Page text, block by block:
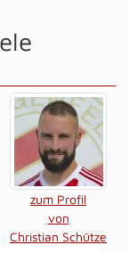
zum Profil
von
Christian Schütze